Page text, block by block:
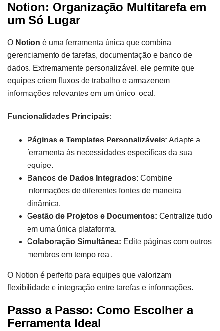
Notion: Organização Multitarefa em
um Só Lugar
O Notion é uma ferramenta única que combina
gerenciamento de tarefas, documentação e banco de
dados. Extremamente personalizável, ele permite que
equipes criem fluxos de trabalho e armazenem
informações relevantes em um único local.
Funcionalidades Principais:
Páginas e Templates Personalizáveis: Adapte a
ferramenta às necessidades específicas da sua
equipe.
Bancos de Dados Integrados: Combine
informações de diferentes fontes de maneira
dinâmica.
Gestão de Projetos e Documentos: Centralize tudo
em uma única plataforma.
Colaboração Simultânea: Edite páginas com outros
membros em tempo real.
O Notion é perfeito para equipes que valorizam
flexibilidade e integração entre tarefas e informações.
Passo a Passo: Como Escolher a
Ferramenta Ideal